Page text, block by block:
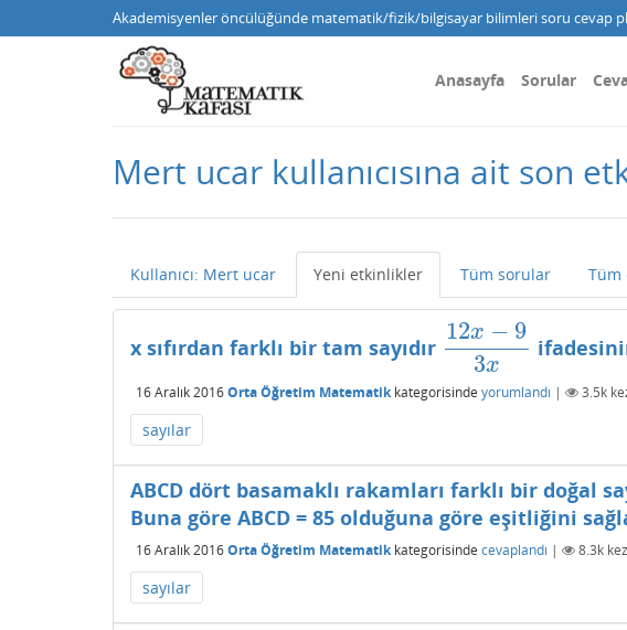
Akademisyenler öncülüğünde matematik/fizik/bilgisayar bilimleri soru cevap
Anasayfa Sorular
Mert ucar kullanıcısına ait son
Kullanıcı: Mert ucar Yeni etkinlikler Tüm sorular Tüm
x sıfırdan farklı bir tam sayıdır
12x − 9
3x
12x−93x
16 Aralık 2016Orta Öğretim Matematikkategorisinde yorumlandı | 3.5k
sayılar
ABCD dört basamaklı rakamları farklı bir doğal
Buna göre ABCD = 85 olduğuna göre eşitliğini
16 Aralık 2016Orta Öğretim Matematikkategorisinde cevaplandı | 8.3k
sayılar